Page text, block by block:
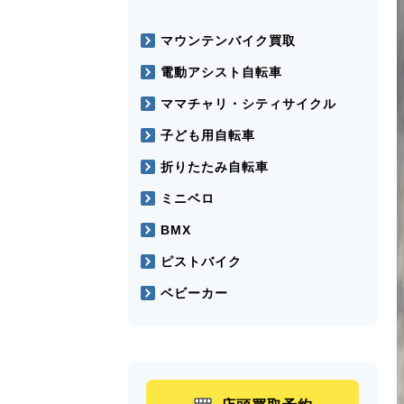
マウンテンバイク買取
電動アシスト自転車
ママチャリ・シティサイクル
子ども用自転車
折りたたみ自転車
ミニベロ
BMX
ピストバイク
ベビーカー